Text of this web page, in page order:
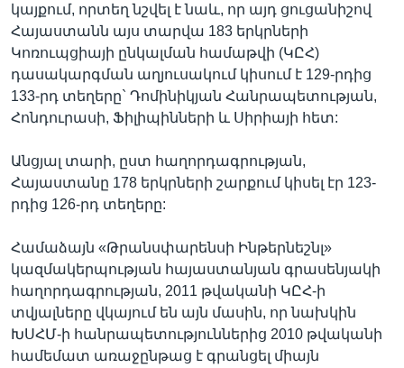
կայքում, որտեղ նշվել է նաև, որ այդ ցուցանիշով
Հայաստանն այս տարվա 183 երկրների
Կոռուպցիայի ընկալման համաթվի (ԿԸՀ)
դասակարգման աղյուսակում կիսում է 129-րդից
133-րդ տեղերը` Դոմինիկյան Հանրապետության,
Հոնդուրասի, Ֆիլիպինների և Սիրիայի հետ:
Անցյալ տարի, ըստ հաղորդագրության,
Հայաստանը 178 երկրների շարքում կիսել էր 123-
րդից 126-րդ տեղերը:
Համաձայն «Թրանսփարենսի Ինթերնեշնլ»
կազմակերպության հայաստանյան գրասենյակի
հաղորդագրության, 2011 թվականի ԿԸՀ-ի
տվյալները վկայում են այն մասին, որ նախկին
ԽՍՀՄ-ի հանրապետություններից 2010 թվականի
համեմատ առաջընթաց է գրանցել միայն